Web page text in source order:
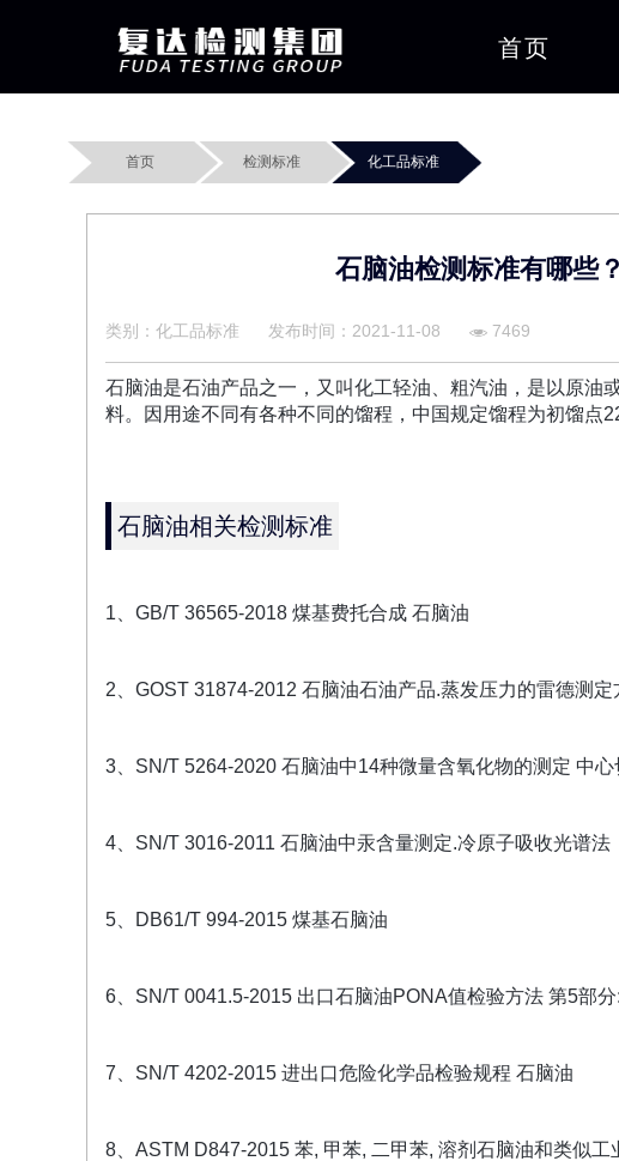
首页
首页 检测标准 化工品标准
石脑油检测标准有哪些
类别：化工品标准 发布时间：2021-11-08 7469
石脑油是石油产品之一，又叫化工轻油、粗汽油，是以原油
料。因用途不同有各种不同的馏程，中国规定馏程为初馏点
石脑油相关检测标准
1、GB/T 36565-2018 煤基费托合成 石脑油
2、GOST 31874-2012 石脑油石油产品.蒸发压力的雷德测定
3、SN/T 5264-2020 石脑油中14种微量含氧化物的测定 中
4、SN/T 3016-2011 石脑油中汞含量测定.冷原子吸收光谱法
5、DB61/T 994-2015 煤基石脑油
6、SN/T 0041.5-2015 出口石脑油PONA值检验方法 第5部
7、SN/T 4202-2015 进出口危险化学品检验规程 石脑油
8、ASTM D847-2015 苯, 甲苯, 二甲苯, 溶剂石脑油和类似